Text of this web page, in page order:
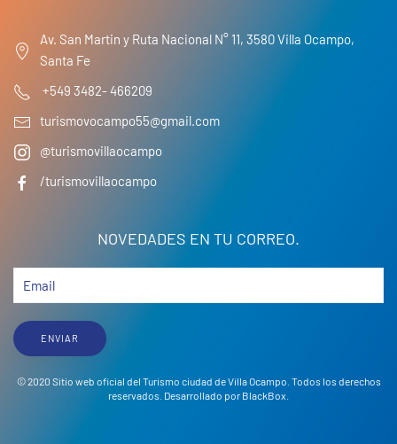
Av. San Martin y Ruta Nacional N° 11, 3580 Villa Ocampo,
Santa Fe
+549 3482- 466209
turismovocampo55@gmail.com
@turismovillaocampo
/turismovillaocampo
NOVEDADES EN TU CORREO.
ENVIAR
© 2020 Sitio web oficial del Turismo ciudad de Villa Ocampo. Todos los derechos
reservados. Desarrollado por BlackBox